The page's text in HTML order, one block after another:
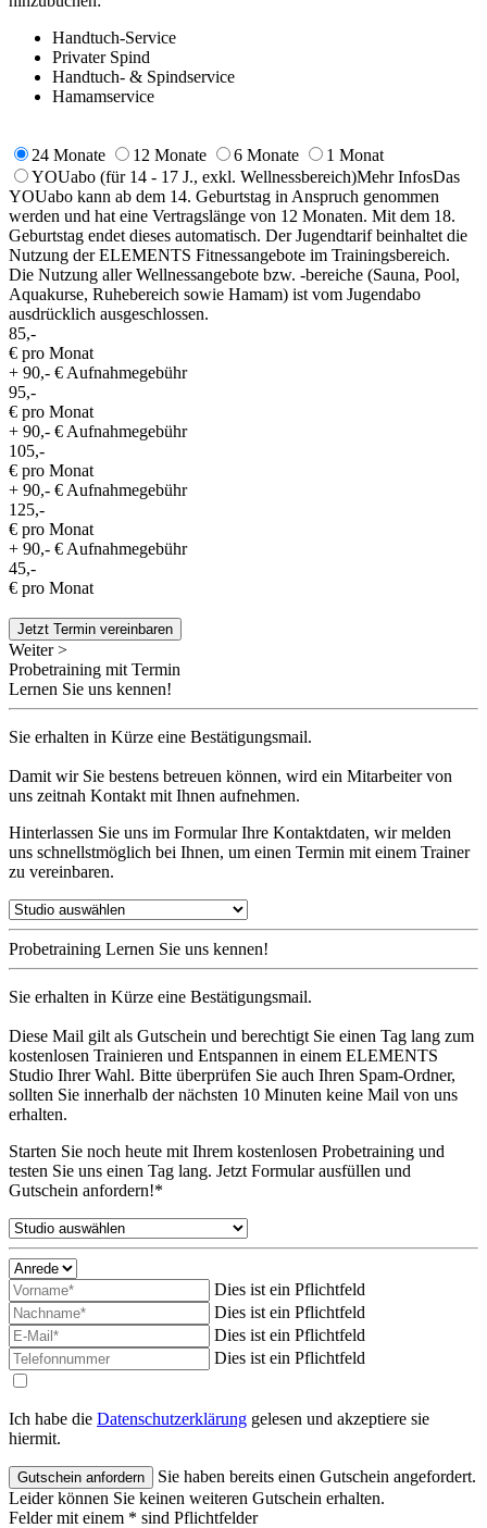
Handtuch-Service
Privater Spind
Handtuch- & Spindservice
Hamamservice
24 Monate 12 Monate 6 Monate
1 Monat
YOUabo (für 14 - 17 J., exkl. Wellnessbereich)Mehr InfosDas
YOUabo kann ab dem 14. Geburtstag in Anspruch genommen
werden und hat eine Vertragslänge von 12 Monaten. Mit dem 18.
Geburtstag endet dieses automatisch. Der Jugendtarif beinhaltet die
Nutzung der ELEMENTS Fitnessangebote im Trainingsbereich.
Die Nutzung aller Wellnessangebote bzw. -bereiche (Sauna, Pool,
Aquakurse, Ruhebereich sowie Hamam) ist vom Jugendabo
ausdrücklich ausgeschlossen.
85,-
€ pro Monat
+ 90,- € Aufnahmegebühr
95,-
€ pro Monat
+ 90,- € Aufnahmegebühr
105,-
€ pro Monat
+ 90,- € Aufnahmegebühr
125,-
€ pro Monat
+ 90,- € Aufnahmegebühr
45,-
€ pro Monat
Jetzt Termin vereinbaren
Weiter >
Probetraining mit Termin
Lernen Sie uns kennen!
Sie erhalten in Kürze eine Bestätigungsmail.
Damit wir Sie bestens betreuen können, wird ein Mitarbeiter von
uns zeitnah Kontakt mit Ihnen aufnehmen.
Hinterlassen Sie uns im Formular Ihre Kontaktdaten, wir melden
uns schnellstmöglich bei Ihnen, um einen Termin mit einem Trainer
zu vereinbaren.
Probetraining Lernen Sie uns kennen!
Sie erhalten in Kürze eine Bestätigungsmail.
Diese Mail gilt als Gutschein und berechtigt Sie einen Tag lang zum
kostenlosen Trainieren und Entspannen in einem ELEMENTS
Studio Ihrer Wahl. Bitte überprüfen Sie auch Ihren Spam-Ordner,
sollten Sie innerhalb der nächsten 10 Minuten keine Mail von uns
erhalten.
Starten Sie noch heute mit Ihrem kostenlosen Probetraining und
testen Sie uns einen Tag lang. Jetzt Formular ausfüllen und
Gutschein anfordern!*
Dies ist ein Pflichtfeld
Dies ist ein Pflichtfeld
Dies ist ein Pflichtfeld
Dies ist ein Pflichtfeld
Ich habe die Datenschutzerklärung gelesen und akzeptiere sie
hiermit.
Sie haben bereits einen Gutschein angefordert.
Leider können Sie keinen weiteren Gutschein erhalten.
Felder mit einem * sind Pflichtfelder